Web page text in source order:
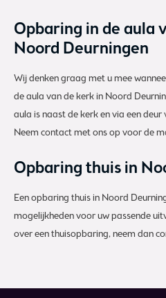
Opbaring in de aula
Noord Deurningen
Wij denken graag met u mee
de aula van de kerk in Noord
aula is naast de kerk en via een
Neem contact met ons op voor de
Opbaring thuis in
Een opbaring thuis in Noord
mogelijkheden voor uw passende
over een thuisopbaring, neem dan